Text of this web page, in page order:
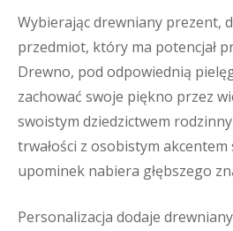
Wybierając drewniany prezent,
przedmiot, który ma potencjał
Drewno, pod odpowiednią
zachować swoje piękno przez
swoistym dziedzictwem
trwałości z osobistym
upominek nabiera głębszego
Personalizacja dodaje